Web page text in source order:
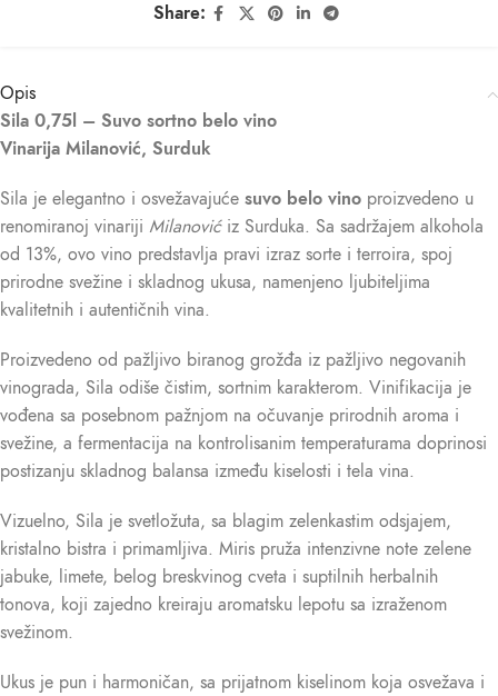
Share:
Opis
Sila 0,75l – Suvo sortno belo vino
Vinarija Milanović, Surduk
Sila je elegantno i osvežavajuće suvo belo vino proizvedeno u
renomiranoj vinariji Milanovićiz Surduka. Sa sadržajem alkohola
od 13%, ovo vino predstavlja pravi izraz sorte i terroira, spoj
prirodne svežine i skladnog ukusa, namenjeno ljubiteljima
kvalitetnih i autentičnih vina.
Proizvedeno od pažljivo biranog grožđa iz pažljivo negovanih
vinograda, Sila odiše čistim, sortnim karakterom. Vinifikacija je
vođena sa posebnom pažnjom na očuvanje prirodnih aroma i
svežine, a fermentacija na kontrolisanim temperaturama doprinosi
postizanju skladnog balansa između kiselosti i tela vina.
Vizuelno, Sila je svetložuta, sa blagim zelenkastim odsjajem,
kristalno bistra i primamljiva. Miris pruža intenzivne note zelene
jabuke, limete, belog breskvinog cveta i suptilnih herbalnih
tonova, koji zajedno kreiraju aromatsku lepotu sa izraženom
svežinom.
Ukus je pun i harmoničan, sa prijatnom kiselinom koja osvežava i